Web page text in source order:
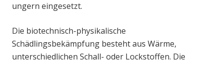
ungern eingesetzt.
Die biotechnisch-physikalische
Schädlingsbekämpfung besteht aus Wärme,
unterschiedlichen Schall- oder Lockstoffen. Die